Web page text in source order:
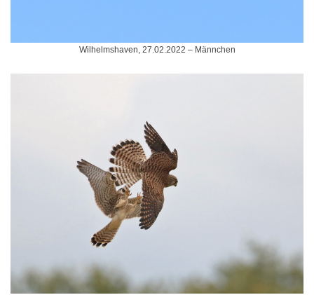
Wilhelmshaven, 27.02.2022 – Männchen